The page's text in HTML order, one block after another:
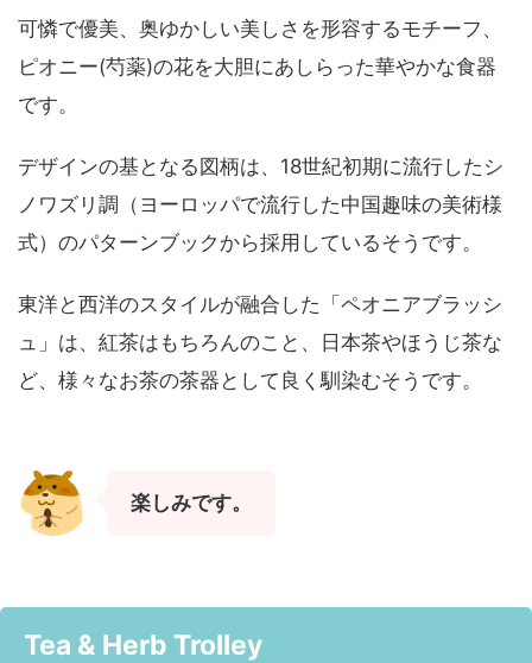
可憐で優美、奥ゆかしい美しさを形容するモチーフ、
ピオニー(芍薬)の花を大胆にあしらった華やかな食器
です。
デザインの基となる図柄は、18世紀初期に流行したシ
ノワズリ調（ヨーロッパで流行した中国趣味の美術様
式）のパターンブックから採用しているそうです。
東洋と西洋のスタイルが融合した「ペオニアブラッシ
ュ」は、紅茶はもちろんのこと、日本茶やほうじ茶な
ど、様々なお茶の茶器として良く馴染むそうです。
楽しみです。
Tea & Herb Trolley